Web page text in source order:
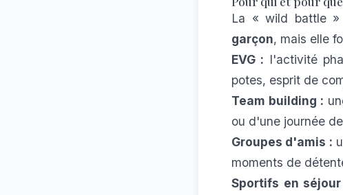
La « wild battle
garçon, mais elle
EVG : l'activité
potes, esprit de
Team building :
ou d'une journée
Groupes d'amis :
moments de
Sportifs en